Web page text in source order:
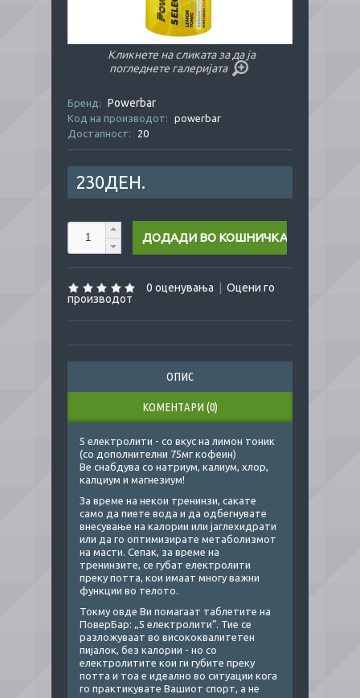
Кликнете на сликата за да ја
погледнете галеријата
Бренд: Powerbar
Код на производот:
powerbar
Достапност:
20
230ДЕН.
0 оценувања
Оцени го
производот
ОПИС
КОМЕНТАРИ (0)
5 електролити - со вкус на лимон тоник
(со дополнителни 75мг кофеин)
Ве снабдува со натриум, калиум, хлор,
калциум и магнезиум!
За време на некои тренинзи, сакате
само да пиете вода и да одбегнувате
внесување на калории или јаглехидрати
или да го оптимизирате метаболизмот
на масти. Сепак, за време на
тренинзите, се губат електролити
преку потта, кои имаат многу важни
функции во телото.
Токму овде Ви помагаат таблетите на
ПоверБар: „5 електролити“. Тие се
разложуваат во висококвалитетен
пијалок, без калории - но со
електролитите кои ги губите преку
потта и тоа е идеално во ситуации кога
го практикувате Вашиот спорт, а не